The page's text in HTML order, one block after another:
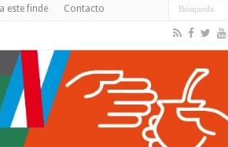
este finde Contacto